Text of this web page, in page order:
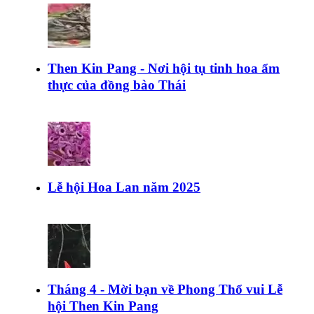
Then Kin Pang - Nơi hội tụ tinh hoa ẩm
thực của đồng bào Thái
Lễ hội Hoa Lan năm 2025
Tháng 4 - Mời bạn về Phong Thổ vui Lễ
hội Then Kin Pang